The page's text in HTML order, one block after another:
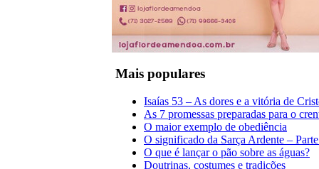
Mais populares
Isaías 53 – As dores e a vitória de
As 7 promessas preparadas para o
O maior exemplo de obediência
O significado da Sarça Ardente –
O que é lançar o pão sobre as águas?
Doutrinas, costumes e tradições